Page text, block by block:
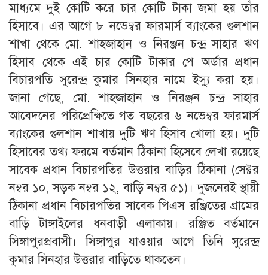
মাধ্যমে দুই কোটি করে চার কোটি টাকা জমা হয় তাঁর
হিসাবে। এর আগে ৮ নভেম্বর ফারমার্স ব্যাংকের গুলশান
শাখা থেকে মো. শাহজাহান ও নিরঞ্জন চন্দ্র সাহার ঋণ
হিসাব থেকে এই চার কোটি টাকার পে অর্ডার প্রধান
বিচারপতি সুরেন্দ্র কুমার সিনহার নামে ইস্যু করা হয়।
জানা গেছে, মো. শাহজাহান ও নিরঞ্জন চন্দ্র সাহার
আবেদনের পরিপ্রেক্ষিতে গত বছরের ৬ নভেম্বর ফারমার্স
ব্যাংকের গুলশান শাখায় দুটি ঋণ হিসাব খোলা হয়। দুটি
হিসাবের তথ্য ফরমে বর্তমান ঠিকানা হিসেবে লেখা রয়েছে
সাবেক প্রধান বিচারপতির উত্তরার বাড়ির ঠিকানা (সেক্টর
নম্বর ১০, সড়ক নম্বর ১২, বাড়ি নম্বর ৫১)। দুজনেরই স্থায়ী
ঠিকানা প্রধান বিচারপতির সাবেক পিএস রঞ্জিতের গ্রামের
বাড়ি টাঙ্গাইলের ধনবাড়ী এলাকায়। রঞ্জিত বর্তমানে
সিঙ্গাপুরপ্রবাসী। সিঙ্গাপুর যাওয়ার আগে তিনি সুরেন্দ্র
কুমার সিনহার উত্তরার বাড়িতে থাকতেন।